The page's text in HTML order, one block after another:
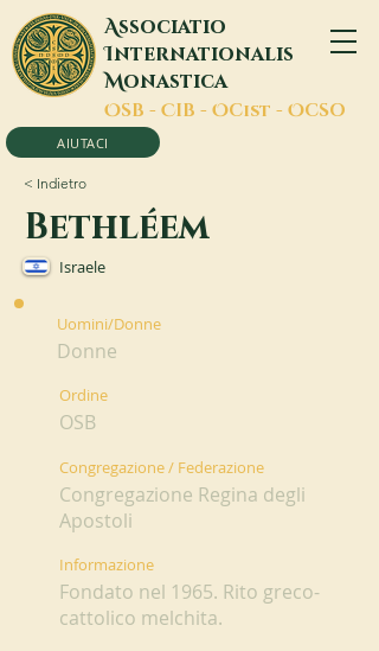
Associatio
Internationalis
Monastica
OSB - CIB - OCist - OCSO
AIUTACI
< Indietro
Bethléem
Israele
Uomini/Donne
Donne
Ordine
OSB
Congregazione / Federazione
Congregazione Regina degli
Apostoli
Informazione
Fondato nel 1965. Rito greco-
cattolico melchita.